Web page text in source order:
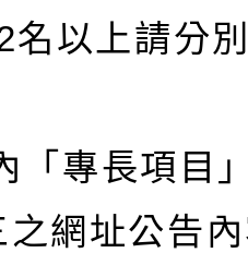
名以上請分
專長項目
之網址公告